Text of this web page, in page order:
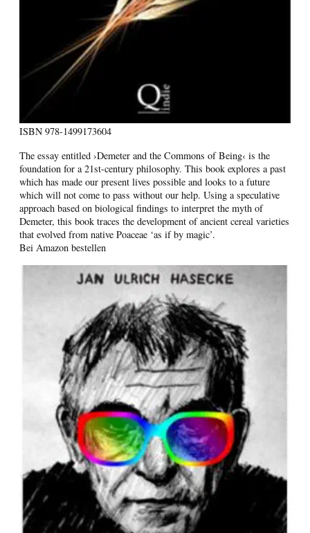
ISBN 978-1499173604
The essay entitled ›Demeter and the Commons of Being‹ is the
foundation for a 21st-century philosophy. This book explores a past
which has made our present lives possible and looks to a future
which will not come to pass without our help. Using a speculative
approach based on biological findings to interpret the myth of
Demeter, this book traces the development of ancient cereal varieties
that evolved from native Poaceae ‘as if by magic’.
Bei Amazon bestellen